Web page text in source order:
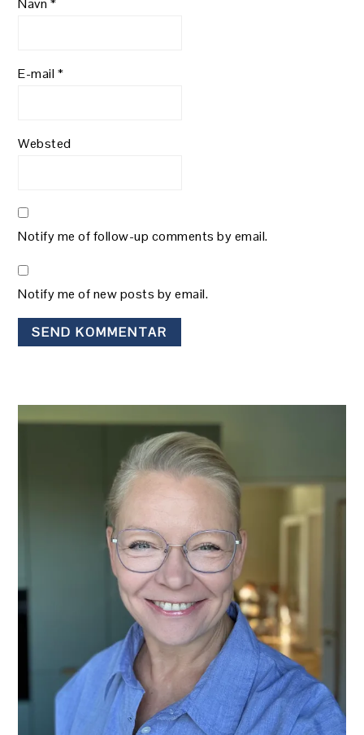
Navn *
E-mail*
Websted
Notify me of follow-up comments by email.
Notify me of new posts by email.
PRIMÆR